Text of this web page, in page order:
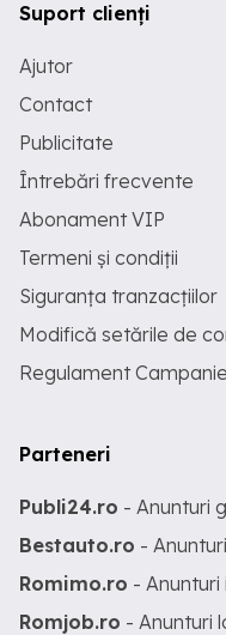
Suport clienți
Ajutor
Contact
Publicitate
Întrebări frecvente
Abonament VIP
Termeni și condiții
Siguranța tranzacțiilor
Modifică setările de
Regulament Campanie
Parteneri
Publi24.ro - Anunturi
Bestauto.ro -
Romimo.ro - Anunturi
Romjob.ro - Anunturi